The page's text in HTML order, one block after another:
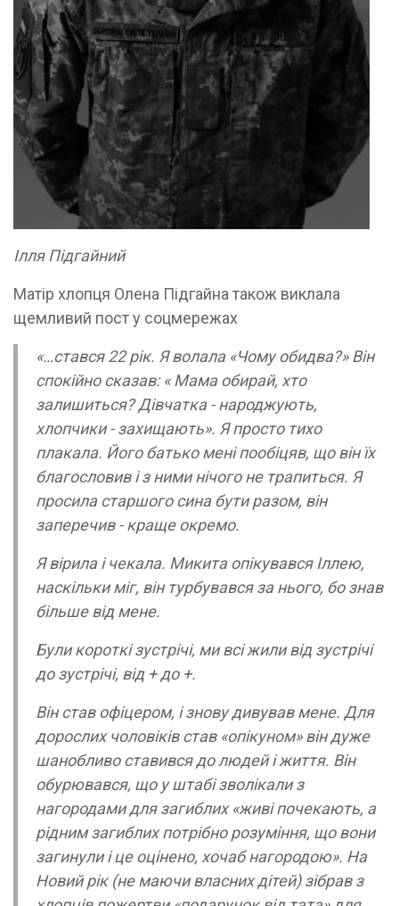
Ілля Підгайний
Матір хлопця Олена Підгайна також виклала
щемливий пост у соцмережах
«…стався 22 рік. Я волала «Чому обидва?» Він
спокійно сказав: « Мама обирай, хто
залишиться? Дівчатка - народжують,
хлопчики - захищають». Я просто тихо
плакала. Його батько мені пообіцяв, що він їх
благословив і з ними нічого не трапиться. Я
просила старшого сина бути разом, він
заперечив - краще окремо.
Я вірила і чекала. Микита опікувався Іллею,
наскільки міг, він турбувався за нього, бо знав
більше від мене.
Були короткі зустрічі, ми всі жили від зустрічі
до зустрічі, від + до +.
Він став офіцером, і знову дивував мене. Для
дорослих чоловіків став «опікуном» він дуже
шанобливо ставився до людей і життя. Він
обурювався, що у штабі зволікали з
нагородами для загиблих «живі почекають, а
рідним загиблих потрібно розуміння, що вони
загинули і це оцінено, хочаб нагородою». На
Новий рік (не маючи власних дітей) зібрав з